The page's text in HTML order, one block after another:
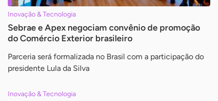
Inovação & Tecnologia
Sebrae e Apex negociam convênio de promoção
do Comércio Exterior brasileiro
Parceria será formalizada no Brasil com a participação do
presidente Lula da Silva
Inovação & Tecnologia